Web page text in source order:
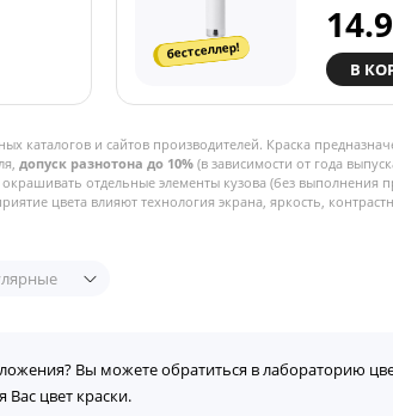
бестселлер!
В
каталогов и сайтов производителей. Краска
допуск разнотона до 10% (в зависимости от года
окрашивать отдельные элементы кузова (без выполнения
цвета влияют технология экрана, яркость,
Вы можете обратиться в лабораторию
цвет краски.